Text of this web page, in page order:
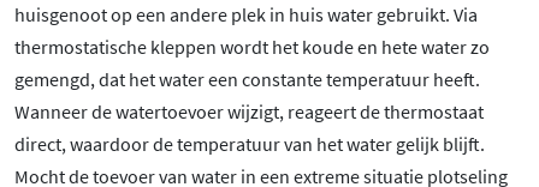
huisgenoot op een andere plek in huis water gebruikt. Via
thermostatische kleppen wordt het koude en hete water zo
gemengd, dat het water een constante temperatuur heeft.
Wanneer de watertoevoer wijzigt, reageert de thermostaat
direct, waardoor de temperatuur van het water gelijk blijft.
Mocht de toevoer van water in een extreme situatie plotseling